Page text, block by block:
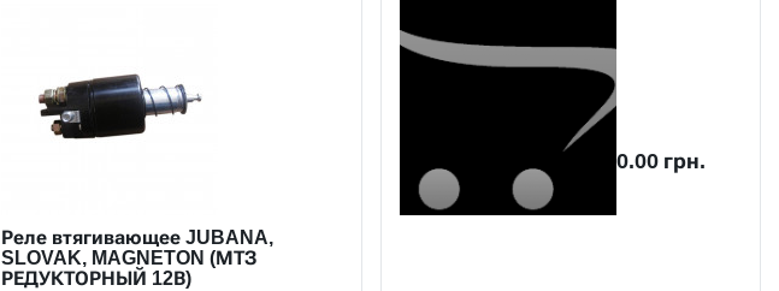
Реле втягивающее JUBANA,
SLOVAK, MAGNETON (МТЗ
РЕДУКТОРНЫЙ 12В)
0.00 грн.